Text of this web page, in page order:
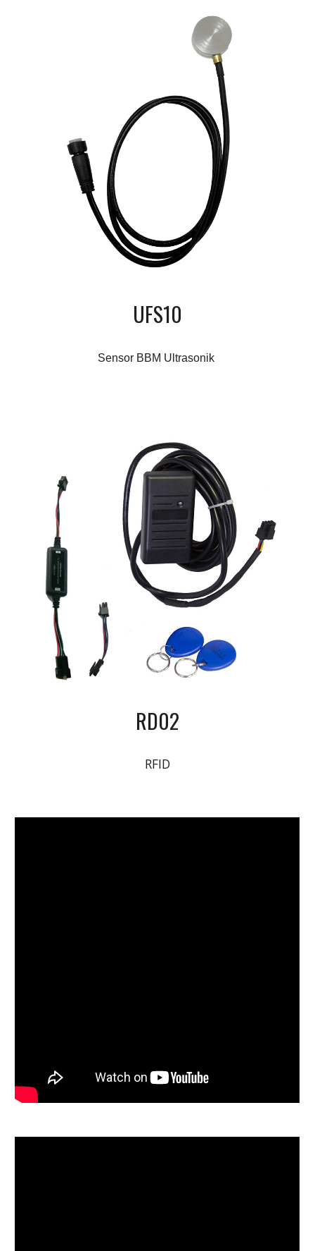
UFS10
Sensor BBM Ultrasonik
RD02
RFID